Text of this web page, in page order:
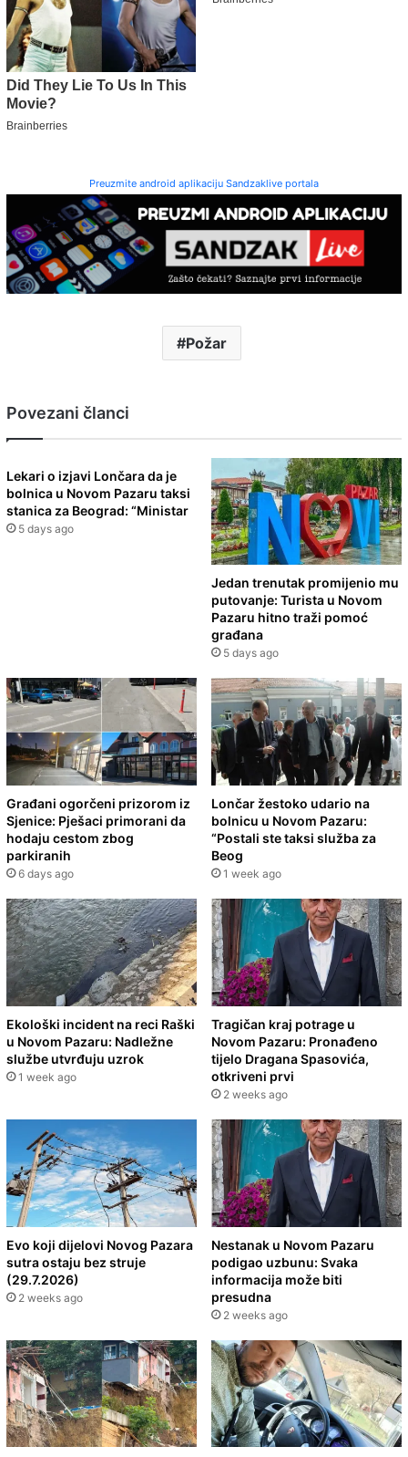
Preuzmite android aplikaciju Sandzaklive portala
Požar
Povezani članci
Lekari o izjavi Lončara da je
bolnica u Novom Pazaru taksi
stanica za Beograd: “Ministar
5 days ago
Jedan trenutak promijenio mu
putovanje: Turista u Novom
Pazaru hitno traži pomoć
građana
5 days ago
Građani ogorčeni prizorom iz
Sjenice: Pješaci primorani da
hodaju cestom zbog
parkiranih
6 days ago
Lončar žestoko udario na
bolnicu u Novom Pazaru:
“Postali ste taksi služba za
Beog
1 week ago
Ekološki incident na reci Raški
u Novom Pazaru: Nadležne
službe utvrđuju uzrok
1 week ago
Tragičan kraj potrage u
Novom Pazaru: Pronađeno
tijelo Dragana Spasovića,
otkriveni prvi
2 weeks ago
Evo koji dijelovi Novog Pazara
sutra ostaju bez struje
(29.7.2026)
2 weeks ago
Nestanak u Novom Pazaru
podigao uzbunu: Svaka
informacija može biti
presudna
2 weeks ago